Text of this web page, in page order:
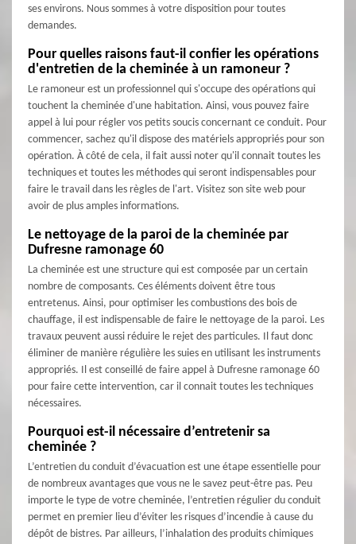
ses environs. Nous sommes à votre disposition pour toutes
demandes.
Pour quelles raisons faut-il confier les opérations
d'entretien de la cheminée à un ramoneur ?
Le ramoneur est un professionnel qui s'occupe des opérations qui
touchent la cheminée d'une habitation. Ainsi, vous pouvez faire
appel à lui pour régler vos petits soucis concernant ce conduit. Pour
commencer, sachez qu'il dispose des matériels appropriés pour son
opération. À côté de cela, il fait aussi noter qu'il connait toutes les
techniques et toutes les méthodes qui seront indispensables pour
faire le travail dans les règles de l'art. Visitez son site web pour
avoir de plus amples informations.
Le nettoyage de la paroi de la cheminée par
Dufresne ramonage 60
La cheminée est une structure qui est composée par un certain
nombre de composants. Ces éléments doivent être tous
entretenus. Ainsi, pour optimiser les combustions des bois de
chauffage, il est indispensable de faire le nettoyage de la paroi. Les
travaux peuvent aussi réduire le rejet des particules. Il faut donc
éliminer de manière régulière les suies en utilisant les instruments
appropriés. Il est conseillé de faire appel à Dufresne ramonage 60
pour faire cette intervention, car il connait toutes les techniques
nécessaires.
Pourquoi est-il nécessaire d’entretenir sa
cheminée ?
L’entretien du conduit d’évacuation est une étape essentielle pour
de nombreux avantages que vous ne le savez peut-être pas. Peu
importe le type de votre cheminée, l’entretien régulier du conduit
permet en premier lieu d’éviter les risques d’incendie à cause du
dépôt de bistres. Par ailleurs, l’inhalation des produits chimiques